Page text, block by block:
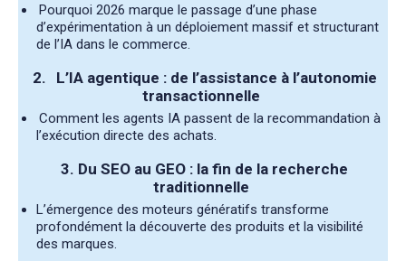
Pourquoi 2026 marque le passage d’une phase
d’expérimentation à un déploiement massif et structurant
de l’IA dans le commerce.
2.
L’IA agentique : de l’assistance à l’autonomie
transactionnelle
Comment les agents IA passent de la recommandation à
l’exécution directe des achats.
3. Du SEO au GEO : la fin de la recherche
traditionnelle
L’émergence des moteurs génératifs transforme
profondément la découverte des produits et la visibilité
des marques.